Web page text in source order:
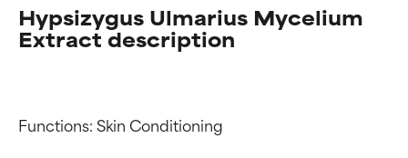
Hypsizygus Ulmarius Mycelium
Extract description
Functions: Skin Conditioning